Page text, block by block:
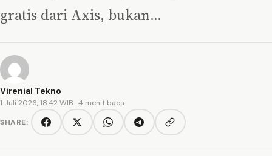
gratis dari Axis, bukan…
Virenial Tekno
1 Juli 2026, 18:42 WIB · 4 menit baca
SHARE:
FacebookTwitter/XWhatsAppTelegramCopy link